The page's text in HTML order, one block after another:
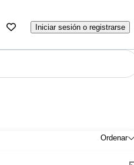
Iniciar sesión o registrarse
Ordenar